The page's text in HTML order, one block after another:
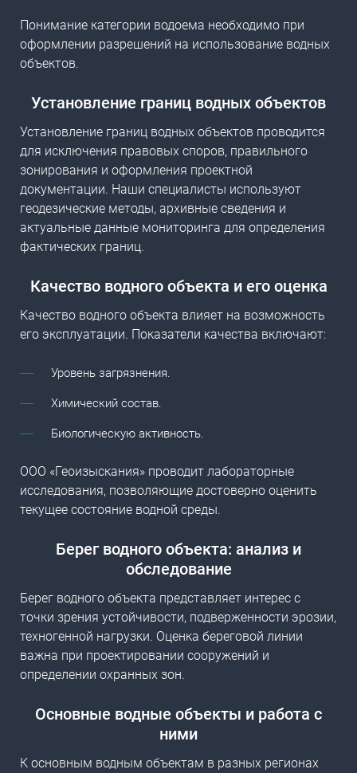
Понимание категории водоема необходимо при
оформлении разрешений на использование водных
объектов.
Установление границ водных объектов
Установление границ водных объектов проводится
для исключения правовых споров, правильного
зонирования и оформления проектной
документации. Наши специалисты используют
геодезические методы, архивные сведения и
актуальные данные мониторинга для определения
фактических границ.
Качество водного объекта и его оценка
Качество водного объекта влияет на возможность
его эксплуатации. Показатели качества включают:
Уровень загрязнения.
Химический состав.
Биологическую активность.
ООО «Геоизыскания» проводит лабораторные
исследования, позволяющие достоверно оценить
текущее состояние водной среды.
Берег водного объекта: анализ и
обследование
Берег водного объекта представляет интерес с
точки зрения устойчивости, подверженности эрозии,
техногенной нагрузки. Оценка береговой линии
важна при проектировании сооружений и
определении охранных зон.
Основные водные объекты и работа с
ними
К основным водным объектам в разных регионах